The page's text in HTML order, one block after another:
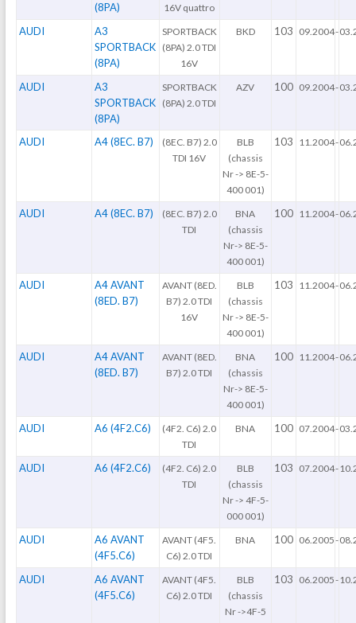
(8PA)
16V quattro
AUDI
A3
SPORTBACK
(8PA)
SPORTBACK
(8PA) 2.0 TDI
16V
BKD 103 09.2004-
AUDI
A3
SPORTBACK
(8PA)
SPORTBACK
(8PA) 2.0 TDI
AZV 100 09.2004-
AUDI A4 (8EC. B7)
(8EC. B7) 2.0
TDI 16V
BLB
(chassis
Nr -> 8E-5-
400 001)
103 11.2004-
AUDI A4 (8EC. B7)
(8EC. B7) 2.0
TDI
BNA
(chassis
Nr-> 8E-5-
400 001)
100 11.2004-
AUDI
A4 AVANT
(8ED. B7)
AVANT (8ED.
B7) 2.0 TDI
16V
BLB
(chassis
Nr -> 8E-5-
400 001)
103 11.2004-
AUDI
A4 AVANT
(8ED. B7)
AVANT (8ED.
B7) 2.0 TDI
BNA
(chassis
Nr-> 8E-5-
400 001)
100 11.2004-
AUDI A6 (4F2.C6)
(4F2. C6) 2.0
TDI
BNA 100 07.2004-
AUDI A6 (4F2.C6)
(4F2. C6) 2.0
TDI
BLB
(chassis
Nr -> 4F-5-
000 001)
103 07.2004-
AUDI
A6 AVANT
(4F5.C6)
AVANT (4F5.
C6) 2.0 TDI
BNA 100 06.2005-
AUDI
A6 AVANT
(4F5.C6)
AVANT (4F5.
C6) 2.0 TDI
BLB
(chassis
Nr ->4F-5
103 06.2005-